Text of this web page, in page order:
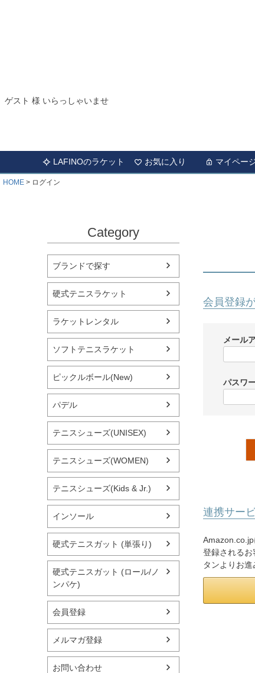
ゲスト 様 いらっしゃいませ
LAFINOのラケット お気に入り マイペー
HOME ログイン
Category
ブランドで探す
硬式テニスラケット
ラケットレンタル
ソフトテニスラケット
ピックルボール(New)
パデル
テニスシューズ(UNISEX)
テニスシューズ(WOMEN)
テニスシューズ(Kids & Jr.)
インソール
硬式テニスガット (単張り)
硬式テニスガット (ロール/ノ
ンパケ)
会員登録
メルマガ登録
お問い合わせ
会員登録
メール
パスワ
連携サー
登録される
タンよりお進